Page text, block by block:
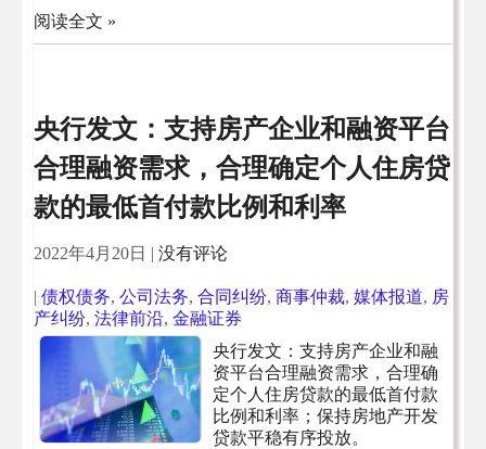
阅读全文 »
央行发文：支持房产企业和融资平台
合理融资需求，合理确定个人住房贷
款的最低首付款比例和利率
2022年4月20日 | 没有评论
| 债权债务, 公司法务, 合同纠纷, 商事仲裁, 媒体报道, 房
产纠纷, 法律前沿, 金融证券
央行发文：支持房产企业和融
资平台合理融资需求，合理确
定个人住房贷款的最低首付款
比例和利率；保持房地产开发
贷款平稳有序投放。